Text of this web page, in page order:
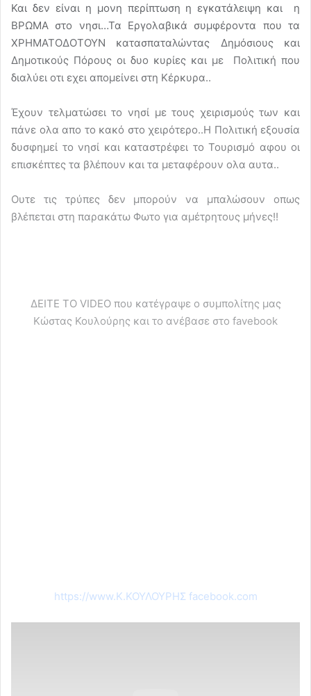
Και δεν είναι η μονη περίπτωση η εγκατάλειψη και η
ΒΡΩΜΑ στο νησι…Τα Εργολαβικά συμφέροντα που τα
ΧΡΗΜΑΤΟΔΟΤΟΥΝ κατασπαταλώντας Δημόσιους και
Δημοτικούς Πόρους οι δυο κυρίες και με Πολιτική που
διαλύει οτι εχει απομείνει στη Κέρκυρα..
Έχουν τελματώσει το νησί με τους χειρισμούς των και
πάνε ολα απο το κακό στο χειρότερο..Η Πολιτική εξουσία
δυσφημεί το νησί και καταστρέφει το Τουρισμό αφου οι
επισκέπτες τα βλέπουν και τα μεταφέρουν ολα αυτα..
Oυτε τις τρύπες δεν μπορούν να μπαλώσουν οπως
βλέπεται στη παρακάτω Φωτο για αμέτρητους μήνες!!
ΔΕΙΤΕ ΤΟ VIDEO που κατέγραψε ο συμπολίτης μας
Κώστας Κουλούρης και το ανέβασε στο favebook
https://www.Κ.ΚΟΥΛΟΥΡΗΣ facebook.com